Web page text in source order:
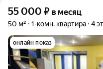
55 000 ₽ в месяц
50 м² 1-комн. квартира 4
онлайн показ